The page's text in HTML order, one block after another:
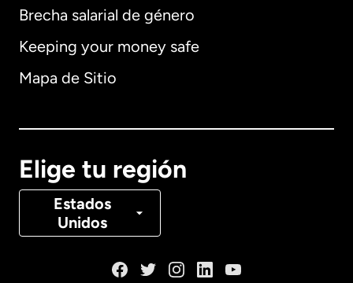
Brecha salarial de género
Keeping your money safe
Mapa de Sitio
Elige tu región
Estados
Unidos
Alemania
Canadá Français